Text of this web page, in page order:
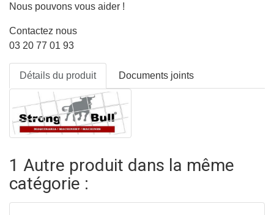
Nous pouvons vous aider !
Contactez nous
03 20 77 01 93
Détails du produit Documents joints
1 Autre produit dans la même
catégorie :